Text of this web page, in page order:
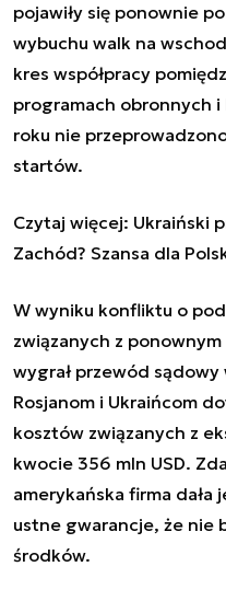
pojawiły się ponownie
wybuchu walk na
kres współpracy
programach obronnych
roku nie
startów.
Czytaj więcej: Ukraiński
Zachód? Szansa dla
W wyniku konfliktu o
związanych z
wygrał przewód
Rosjanom i Ukraińcom
kosztów związanych z
kwocie 356 mln USD.
amerykańska firma
ustne gwarancje, że nie
środków.